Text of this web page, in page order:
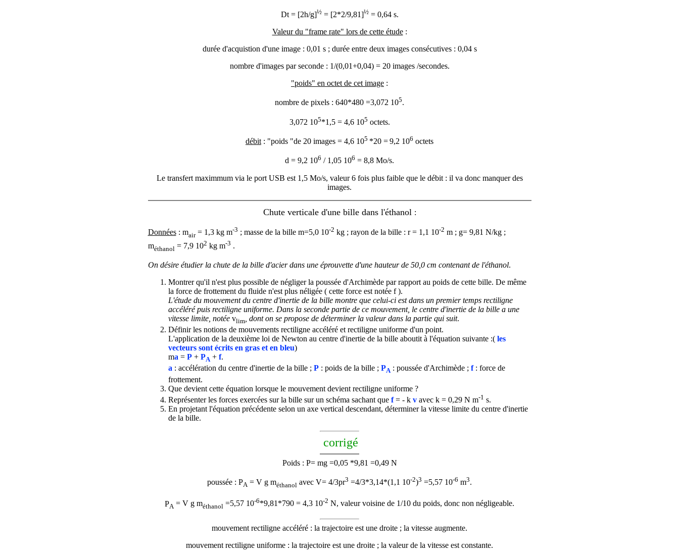
Dt = [2h/g]½= [2*2/9,81]½= 0,64 s.
Valeur du "frame rate" lors de cette étude:
durée d'acquistion d'une image : 0,01 s ; durée entre deux images consécutives : 0,04 s
nombre d'images par seconde : 1/(0,01+0,04) = 20 images /secondes.
"poids" en octet de cet image :
nombre de pixels : 640*480 =3,072 105.
3,072 105*1,5 = 4,6 105 octets.
débit : "poids "de 20 images = 4,6 105 *20 =9,2 106 octets
d = 9,2 106 / 1,05 106 = 8,8 Mo/s.
Le transfert maximmum via le port USB est 1,5 Mo/s, valeur 6 fois plus faible que le débit : il va donc manquer des
images.
Chute verticale d'une bille dans l'éthanol :
Données: mair = 1,3 kg m-3 ; masse de la bille m=5,0 10-2 kg ; rayon de la bille : r = 1,1 10-2 m ; g= 9,81 N/kg ;
méthanol = 7,9 102 kg m-3 .
On désire étudier la chute de la bille d'acier dans une éprouvette d'une hauteur de 50,0 cm contenant de l'éthanol.
Montrer qu'il n'est plus possible de négliger la poussée d'Archimède par rapport au poids de cette bille. De même
la force de frottement du fluide n'est plus néligée ( cette force est notée f ).
L'étude du mouvement du centre d'inertie de la bille montre que celui-ci est dans un premier temps rectiligne
accéléré puis rectiligne uniforme. Dans la seconde partie de ce mouvement, le centre d'inertie de la bille a une
vitesse limite, notée vlim , dont on se propose de déterminer la valeur dans la partie qui suit.
Définir les notions de mouvements rectiligne accéléré et rectiligne uniforme d'un point.
L'application de la deuxième loi de Newton au centre d'inertie de la bille aboutit à l'équation suivante :( les
vecteurs sont écrits en gras et en bleu)
ma = P+ PA + f.
a: accélération du centre d'inertie de la bille ; P: poids de la bille ; PA : poussée d'Archimède ; f: force de
frottement.
Que devient cette équation lorsque le mouvement devient rectiligne uniforme ?
Représenter les forces exercées sur la bille sur un schéma sachant que f= - k vavec k = 0,29 N m-1 s.
En projetant l'équation précédente selon un axe vertical descendant, déterminer la vitesse limite du centre d'inertie
de la bille.
corrigé
Poids : P= mg =0,05 *9,81 =0,49 N
poussée : PA = V g méthanol avec V= 4/3pr3 =4/3*3,14*(1,1 10-2)3 =5,57 10-6 m3.
PA = V g méthanol =5,57 10-6*9,81*790 = 4,3 10-2 N, valeur voisine de 1/10 du poids, donc non négligeable.
mouvement rectiligne accéléré : la trajectoire est une droite ; la vitesse augmente.
mouvement rectiligne uniforme : la trajectoire est une droite ; la valeur de la vitesse est constante.